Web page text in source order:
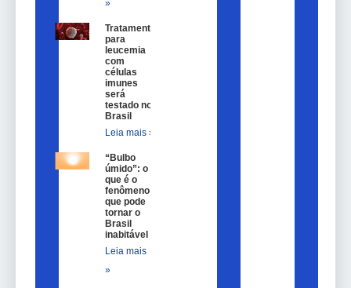
»
Tratamento
para
leucemia
com
células
imunes
será
testado no
Brasil
Leia mais »
“Bulbo
úmido”: o
que é o
fenômeno
que pode
tornar o
Brasil
inabitável
Leia mais
»